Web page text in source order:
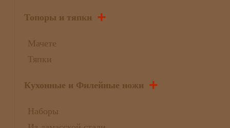
Топоры и тяпки +
Мачете
Тяпки
Кухонные и Филейные ножи +
Наборы